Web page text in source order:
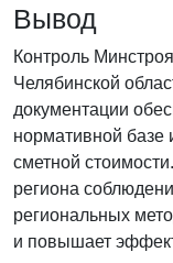
Вывод
Контроль
Челябинской
документации
нормативной базе
сметной
региона
региональных
и повышает